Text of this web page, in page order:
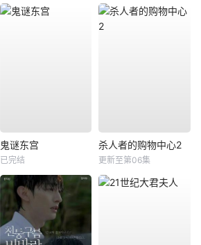
鬼谜东宫
已完结
杀人者的购物中心2
更新至第06集